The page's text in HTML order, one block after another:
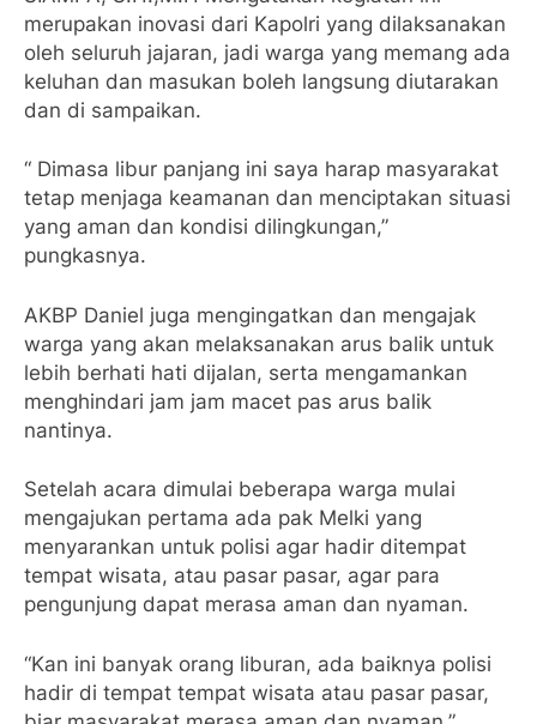
merupakan inovasi dari Kapolri yang dilaksanakan
oleh seluruh jajaran, jadi warga yang memang ada
keluhan dan masukan boleh langsung diutarakan
dan di sampaikan.
“ Dimasa libur panjang ini saya harap masyarakat
tetap menjaga keamanan dan menciptakan situasi
yang aman dan kondisi dilingkungan,”
pungkasnya.
AKBP Daniel juga mengingatkan dan mengajak
warga yang akan melaksanakan arus balik untuk
lebih berhati hati dijalan, serta mengamankan
menghindari jam jam macet pas arus balik
nantinya.
Setelah acara dimulai beberapa warga mulai
mengajukan pertama ada pak Melki yang
menyarankan untuk polisi agar hadir ditempat
tempat wisata, atau pasar pasar, agar para
pengunjung dapat merasa aman dan nyaman.
“Kan ini banyak orang liburan, ada baiknya polisi
hadir di tempat tempat wisata atau pasar pasar,